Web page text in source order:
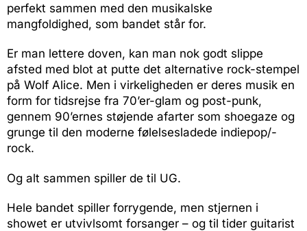
perfekt sammen med den musikalske
mangfoldighed, som bandet står for.
Er man lettere doven, kan man nok godt slippe
afsted med blot at putte det alternative rock-stempel
på Wolf Alice. Men i virkeligheden er deres musik en
form for tidsrejse fra 70’er-glam og post-punk,
gennem 90’ernes støjende afarter som shoegaze og
grunge til den moderne følelsesladede indiepop/-
rock.
Og alt sammen spiller de til UG.
Hele bandet spiller forrygende, men stjernen i
showet er utvivlsomt forsanger – og til tider guitarist